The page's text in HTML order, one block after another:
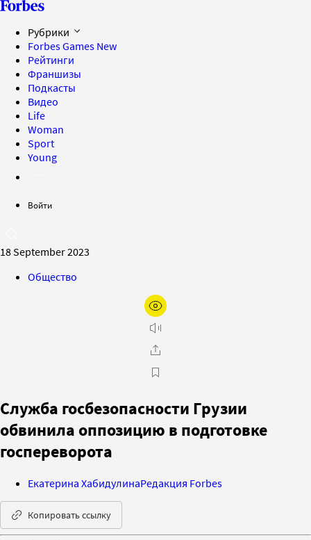
Рубрики
Forbes Games New
Рейтинги
Франшизы
Подкасты
Видео
Life
Woman
Sport
Young
Войти
18 September 2023
Общество
Служба госбезопасности Грузии
обвинила оппозицию в подготовке
госпереворота
Екатерина ХабидулинаРедакция Forbes
Копировать ссылку